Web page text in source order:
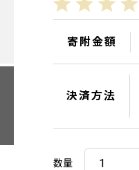
寄附金額
決済方法
数量